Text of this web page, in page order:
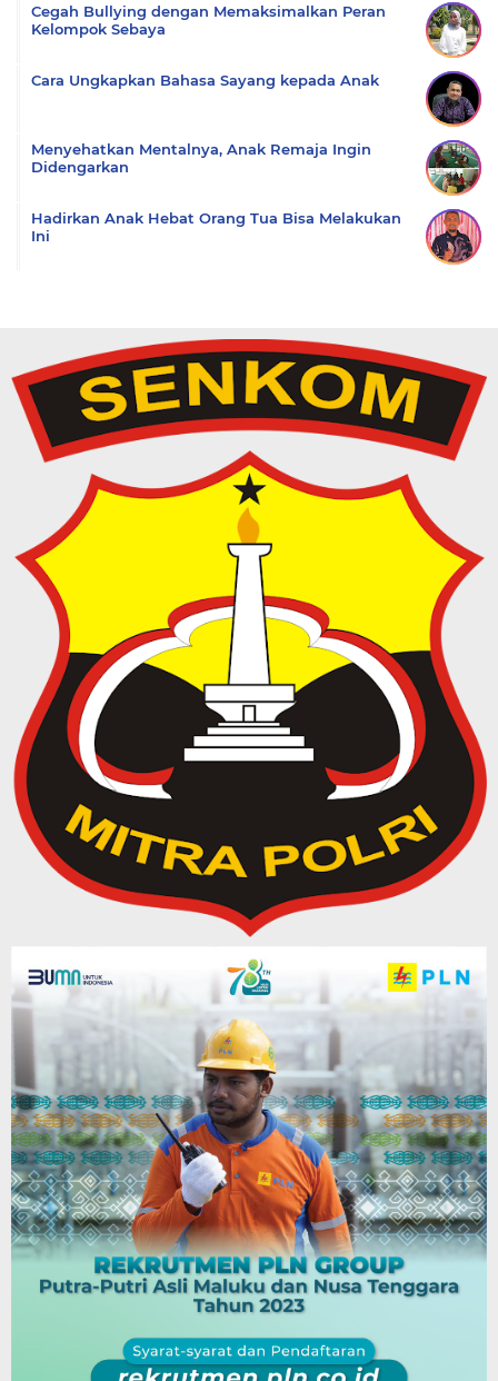
Cegah Bullying dengan Memaksimalkan Peran
Kelompok Sebaya
Cara Ungkapkan Bahasa Sayang kepada Anak
Menyehatkan Mentalnya, Anak Remaja Ingin
Didengarkan
Hadirkan Anak Hebat Orang Tua Bisa Melakukan
Ini